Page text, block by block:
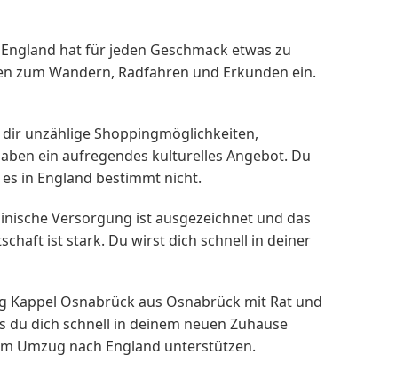
hat für jeden Geschmack etwas zu
zum Wandern, Radfahren und Erkunden ein.
unzählige Shoppingmöglichkeiten,
ein aufregendes kulturelles Angebot. Du
in England bestimmt nicht.
Versorgung ist ausgezeichnet und das
ist stark. Du wirst dich schnell in deiner
Osnabrück aus Osnabrück mit Rat und
dich schnell in deinem neuen Zuhause
Umzug nach England unterstützen.